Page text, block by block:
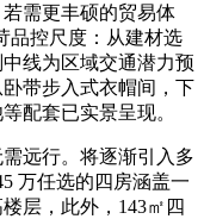
需更丰硕的贸易体
品控尺度：从建材选
线为区域交通潜力预
带步入式衣帽间，下
配套已实景呈现。
远行。将逐渐引入多
万任选的四房涵盖一
层，此外，143㎡四